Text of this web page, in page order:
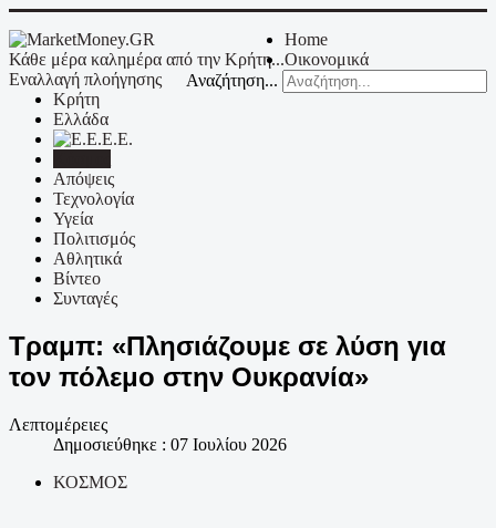
Κάθε μέρα καλημέρα από την Κρήτη...
Αναζήτηση...
Εναλλαγή πλοήγησης
Home
Οικονομικά
Κρήτη
Ελλάδα
Ε.Ε.
Απόψεις
Τεχνολογία
Υγεία
Πολιτισμός
Αθλητικά
Βίντεο
Συνταγές
Τραμπ: «Πλησιάζουμε σε λύση για
τον πόλεμο στην Ουκρανία»
Λεπτομέρειες
Δημοσιεύθηκε : 07 Ιουλίου 2026
ΚΟΣΜΟΣ